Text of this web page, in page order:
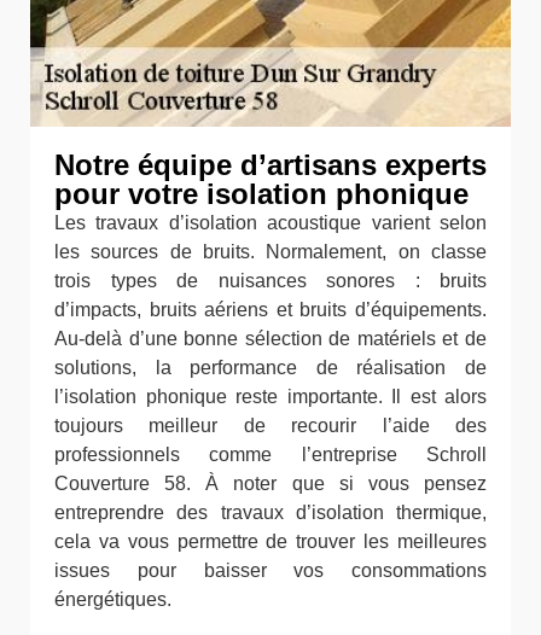
Notre équipe d’artisans experts
pour votre isolation phonique
Les travaux d’isolation acoustique varient selon
les sources de bruits. Normalement, on classe
trois types de nuisances sonores : bruits
d’impacts, bruits aériens et bruits d’équipements.
Au-delà d’une bonne sélection de matériels et de
solutions, la performance de réalisation de
l’isolation phonique reste importante. Il est alors
toujours meilleur de recourir l’aide des
professionnels comme l’entreprise Schroll
Couverture 58. À noter que si vous pensez
entreprendre des travaux d’isolation thermique,
cela va vous permettre de trouver les meilleures
issues pour baisser vos consommations
énergétiques.